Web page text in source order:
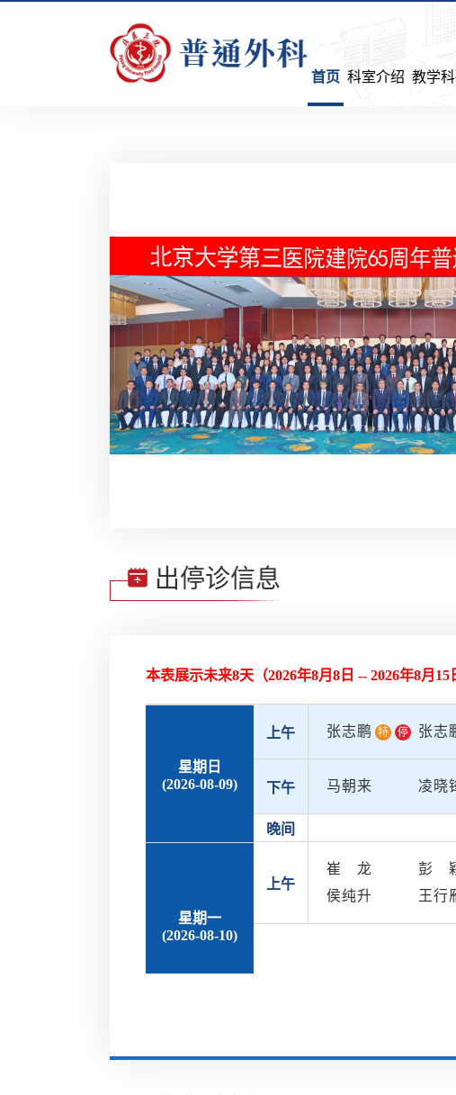
首页 科室介绍 教学
出停诊信息
本表展示未来8天（2026年8月8日 -- 2026年8月15
星期日
(2026-08-09)
上午 张志鹏 特 停 张志
下午 马朝来 凌晓
晚间
星期一
(2026-08-10)
上午
崔龙 彭
侯纯升
王行